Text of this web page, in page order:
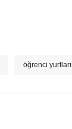
öğrenci yurtları